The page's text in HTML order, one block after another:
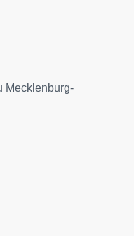
Mecklenburg-